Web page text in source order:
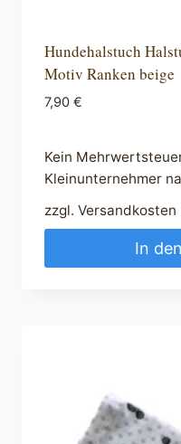
Hundehalstuch
Motiv Ranken beige
7,90 €
Kein
Kleinunternehmer
zzgl. Versandkosten
In